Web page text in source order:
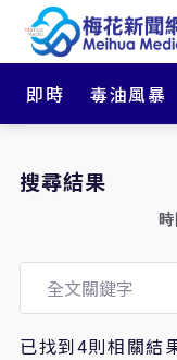
即時 毒油風暴
搜尋結果
已找到4則相關結